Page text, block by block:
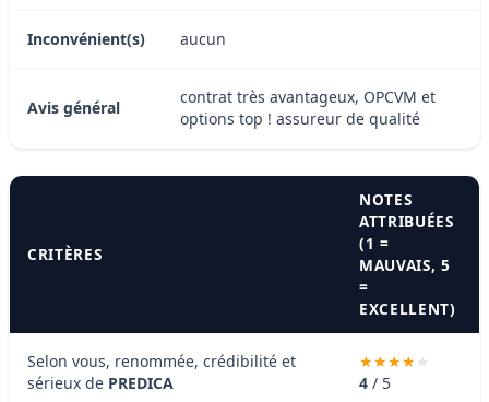
Inconvénient(s) aucun
Avis général
contrat très avantageux, OPCVM et
options top ! assureur de qualité
CRITÈRES
NOTES
ATTRIBUÉES
(1 =
MAUVAIS, 5
=
EXCELLENT)
Selon vous, renommée, crédibilité et
sérieux de PREDICA 4 / 5